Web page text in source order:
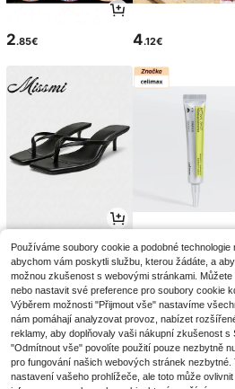
2.85€ 4.12€
15.38€ 12.59€
Používáme soubory cookie a podobné
abychom vám poskytli službu, kterou žádáte, a
možnou zkušenost s webovými stránkami.
nebo nastavit své preference pro soubory cookie
Výběrem možnosti "Přijmout vše" nastavíme
nám pomáhají analyzovat provoz, nabízet
reklamy, aby doplňovaly vaši nákupní zkušenost s
"Odmítnout vše" povolíte použití pouze nezbytně
pro fungování našich webových stránek
nastavení vašeho prohlížeče, ale toto může